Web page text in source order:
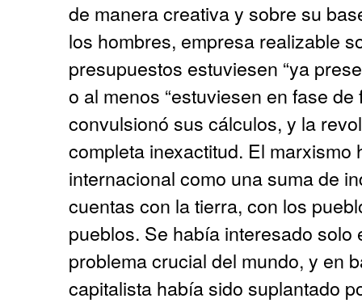
de manera creativa y sobre su
los hombres, empresa realizable
presupuestos estuviesen “ya
o al menos “estuviesen en fase
convulsionó sus cálculos, y la
completa inexactitud. El
internacional como una suma de
cuentas con la tierra, con los
pueblos. Se había interesado
problema crucial del mundo, y en
capitalista había sido suplantado